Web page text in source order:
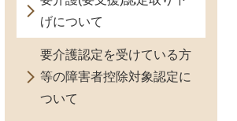
げについて
要介護認定を受けている方
等の障害者控除対象認定に
ついて